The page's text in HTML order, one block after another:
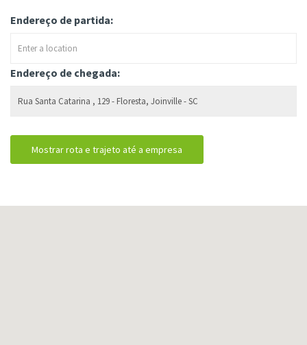
Endereço de partida:
Endereço de chegada: